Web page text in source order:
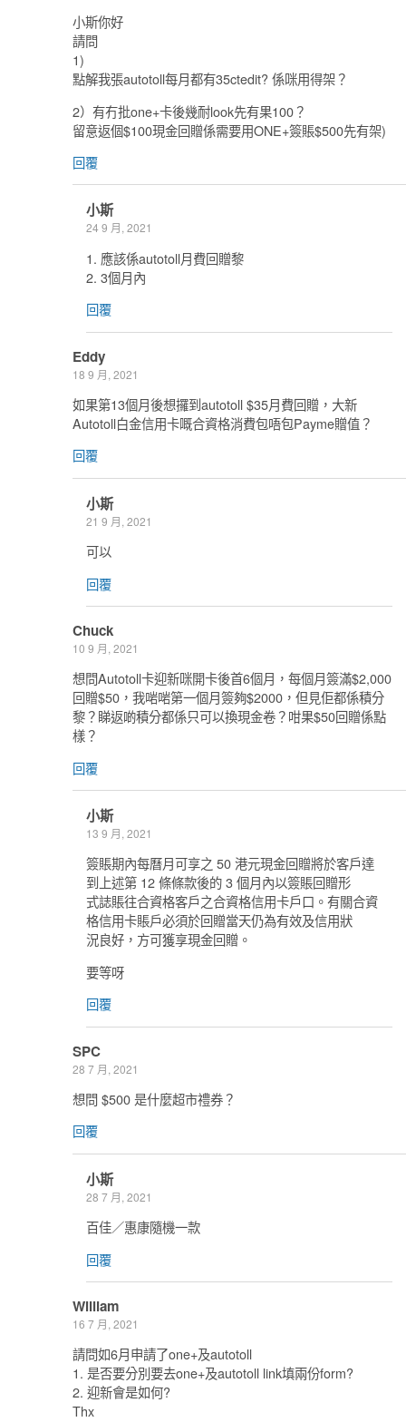
小斯你好
請問
1)
點解我張autotoll每月都有35ctedit? 係咪用得架？
2）有冇批one+卡後幾耐look先有果100？
留意返個$100現金回贈係需要用ONE+簽賬$500先有架)
回覆
小斯
24 9 月, 2021
1. 應該係autotoll月費回贈黎
2. 3個月內
回覆
Eddy
18 9 月, 2021
如果第13個月後想攞到autotoll $35月費回贈，大新
Autotoll白金信用卡嘅合資格消費包唔包Payme贈值？
回覆
小斯
21 9 月, 2021
可以
回覆
Chuck
10 9 月, 2021
想問Autotoll卡迎新咪開卡後首6個月，每個月簽滿$2,000
回贈$50，我啱啱第一個月簽夠$2000，但見佢都係積分
黎？睇返啲積分都係只可以換現金卷？咁果$50回贈係點
樣？
回覆
小斯
13 9 月, 2021
簽賬期內每曆月可享之 50 港元現金回贈將於客戶達
到上述第 12 條條款後的 3 個月內以簽賬回贈形
式誌賬往合資格客戶之合資格信用卡戶口。有關合資
格信用卡賬戶必須於回贈當天仍為有效及信用狀
況良好，方可獲享現金回贈。
要等呀
回覆
SPC
28 7 月, 2021
想問 $500 是什麼超市禮券？
回覆
小斯
28 7 月, 2021
百佳／惠康隨機一款
回覆
William
16 7 月, 2021
請問如6月申請了one+及autotoll
1. 是否要分別要去one+及autotoll link填兩份form?
2. 迎新會是如何?
Thx